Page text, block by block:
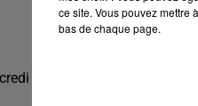
15 septembre, avec
ce site. Vous pouvez mettre
bas de chaque page.